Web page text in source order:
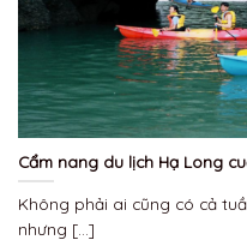
Cẩm nang du lịch Hạ Long
Không phải ai cũng có cả
nhưng [...]